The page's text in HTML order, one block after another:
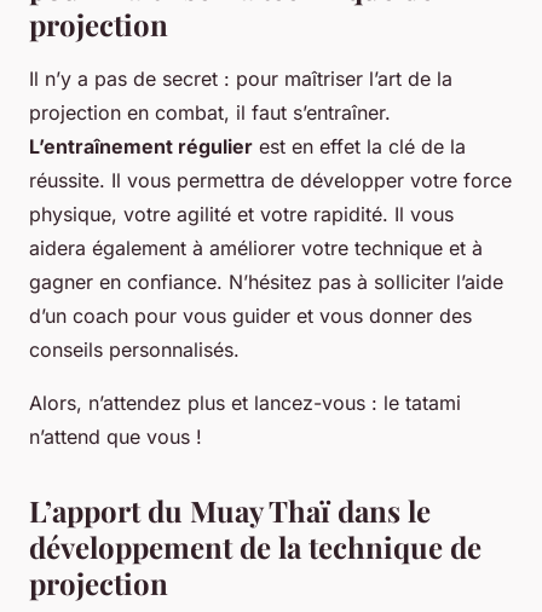
projection
Il n’y a pas de secret : pour maîtriser l’art de la
projection en combat, il faut s’entraîner.
L’entraînement régulier est en effet la clé de la
réussite. Il vous permettra de développer votre force
physique, votre agilité et votre rapidité. Il vous
aidera également à améliorer votre technique et à
gagner en confiance. N’hésitez pas à solliciter l’aide
d’un coach pour vous guider et vous donner des
conseils personnalisés.
Alors, n’attendez plus et lancez-vous : le tatami
n’attend que vous !
L’apport du Muay Thaï dans le
développement de la technique de
projection